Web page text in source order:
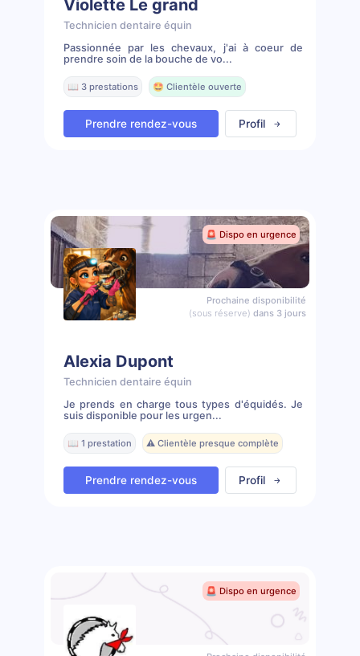
Violette Le grand
Technicien dentaire équin
Passionnée par les chevaux, j'ai à coeur de
prendre soin de la bouche de vo...
📖 3 prestations 🤩 Clientèle ouverte
Prendre rendez-vous Profil
🚨 Dispo en urgence
Prochaine disponibilité
(sous réserve) dans 3 jours
Alexia Dupont
Technicien dentaire équin
Je prends en charge tous types d'équidés. Je
suis disponible pour les urgen...
📖 1 prestation ⚠️ Clientèle presque complète
Prendre rendez-vous Profil
🚨 Dispo en urgence